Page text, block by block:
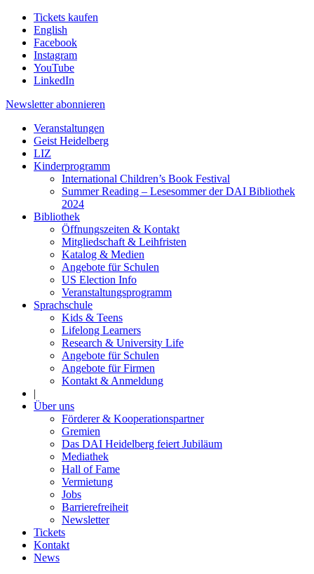
Tickets kaufen
English
Facebook
Instagram
YouTube
LinkedIn
Newsletter abonnieren
Veranstaltungen
Geist Heidelberg
LIZ
Kinderprogramm
International Children’s Book Festival
Summer Reading – Lesesommer der DAI Bibliothek
2024
Bibliothek
Öffnungszeiten & Kontakt
Mitgliedschaft & Leihfristen
Katalog & Medien
Angebote für Schulen
US Election Info
Veranstaltungsprogramm
Sprachschule
Kids & Teens
Lifelong Learners
Research & University Life
Angebote für Schulen
Angebote für Firmen
Kontakt & Anmeldung
|
Über uns
Förderer & Kooperationspartner
Gremien
Das DAI Heidelberg feiert Jubiläum
Mediathek
Hall of Fame
Vermietung
Jobs
Barrierefreiheit
Newsletter
Tickets
Kontakt
News